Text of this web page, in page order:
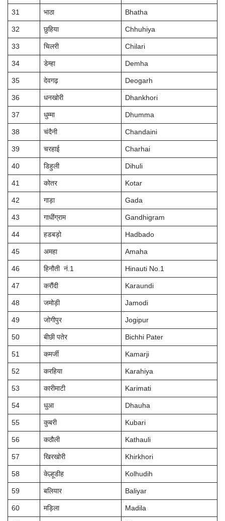
31 भाठा Bhatha
32 छुहिया Chhuhiya
33 चिलरी Chilari
34 डेम्हा Demha
35 देवगढ़ Deogarh
36 धनखोरी Dhankhori
37 धुम्मा Dhumma
38 चंदैनी Chandaini
39 चरहाई Charhai
40 डिहुली Dihuli
41 कोतर Kotar
42 गाड़ा Gada
43 गाधींग्राम Gandhigram
44 हडबड़ो Hadbado
45 अमहा Amaha
46 हिनौती नं.1 Hinauti No.1
47 करौंदी Karaundi
48 जमोड़ी Jamodi
49 जोगीपुर Jogipur
50 बीछी पतेर Bichhi Pater
51 कमर्जी Kamarji
52 करहिया Karahiya
53 कारीमाटी Karimati
54 धुआ Dhauha
55 कुबरी Kubari
56 कठौली Kathauli
57 खिरखोरी Khirkhori
58 केल्हूडीह Kolhudih
59 बलियार Baliyar
60 मड़िला Madila